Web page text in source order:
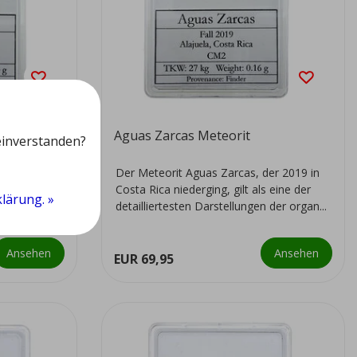
2019 in
der
organ...
Ansehen
Aguas Zarcas Meteorit
Der Meteorit Aguas Zarcas, der 2019 in
Costa Rica niederging, gilt als eine der
detailliertesten Darstellungen der organ...
EUR 69,95 Ansehen
»